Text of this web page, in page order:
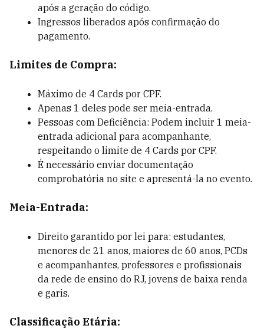
após a geração do código.
Ingressos liberados após confirmação do
pagamento.
Limites de Compra:
Máximo de 4 Cards por CPF.
Apenas 1 deles pode ser meia-entrada.
Pessoas com Deficiência: Podem incluir 1 meia-
entrada adicional para acompanhante,
respeitando o limite de 4 Cards por CPF.
É necessário enviar documentação
comprobatória no site e apresentá-la no evento.
Meia-Entrada:
Direito garantido por lei para: estudantes,
menores de 21 anos, maiores de 60 anos, PCDs
e acompanhantes, professores e profissionais
da rede de ensino do RJ, jovens de baixa renda
e garis.
Classificação Etária: